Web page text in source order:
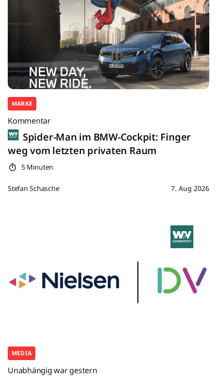
MARKE
Kommentar
Spider-Man im BMW-Cockpit: Finger
weg vom letzten privaten Raum
5 Minuten
Stefan Schasche 7. Aug 2026
MEDIA
Unabhängig war gestern